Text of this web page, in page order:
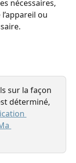
nécessaires,
ou
sur la façon
déterminé,